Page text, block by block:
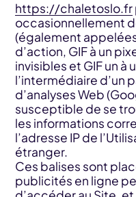
https://chaletoslo.fr
occasionnellement
(également
d’action, GIF à un
invisibles et GIF un à
l’intermédiaire d’un
d’analyses Web
susceptible de se
les informations
l’adresse IP de
étranger.
Ces balises sont
publicités en ligne